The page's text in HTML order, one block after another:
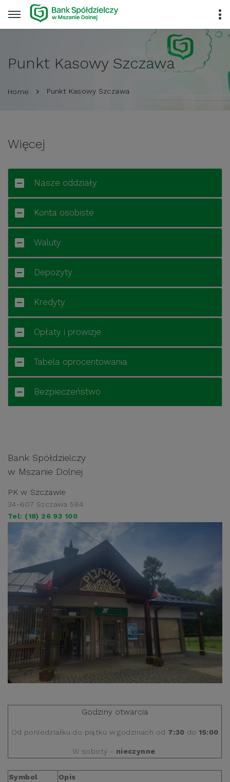
Punkt Kasowy Szczawa
Home Punkt Kasowy Szczawa
Więcej
Nasze oddziały
Konta osobiste
Waluty
Depozyty
Kredyty
Opłaty i prowizje
Tabela oprocentowania
Bezpieczeństwo
Bank Spółdzielczy
w Mszanie Dolnej
PK w Szczawie
34-607 Szczawa 584
Tel: (18) 26 93 100
Godziny otwarcia
Od poniedziałku do piątku w godzinach od 7:30 do 15:00
W soboty - nieczynne
Symbol
Opis